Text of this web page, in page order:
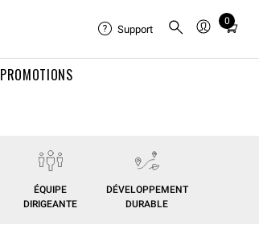
PROMOTIONS
Support
0
Total
in
ÉQUIPE
DIRIGEANTE
DÉVELOPPEMENT
DURABLE